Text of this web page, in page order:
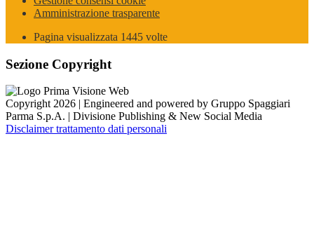
Amministrazione trasparente
Pagina visualizzata 1445 volte
Sezione Copyright
Copyright 2026 | Engineered and powered by Gruppo Spaggiari
Parma S.p.A. | Divisione Publishing & New Social Media
Disclaimer trattamento dati personali